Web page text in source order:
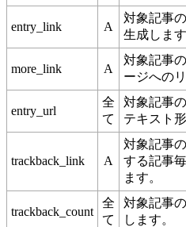
entry_link A
対象記事
生成します
more_link A
対象記事
ージへの
entry_url
全
て
対象記事
テキスト
trackback_link A
対象記事
する記事
ます。
trackback_count
全
て
対象記事
します。